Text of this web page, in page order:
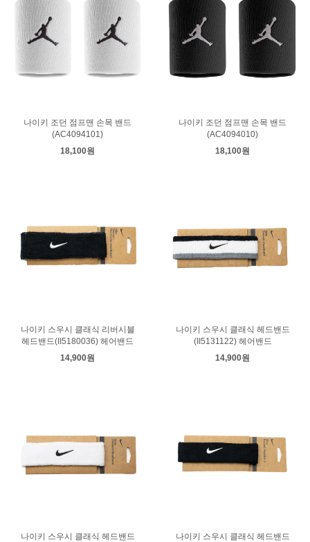
나이키 조던 점프맨 손목 밴드
(AC4094101)
18,100원
나이키 조던 점프맨 손목 밴드
(AC4094010)
18,100원
나이키 스우시 클래식 리버시블
헤드밴드(II5180036) 헤어밴드
14,900원
나이키 스우시 클래식 헤드밴드
(II5131122) 헤어밴드
14,900원
나이키 스우시 클래식 헤드밴드
나이키 스우시 클래식 헤드밴드